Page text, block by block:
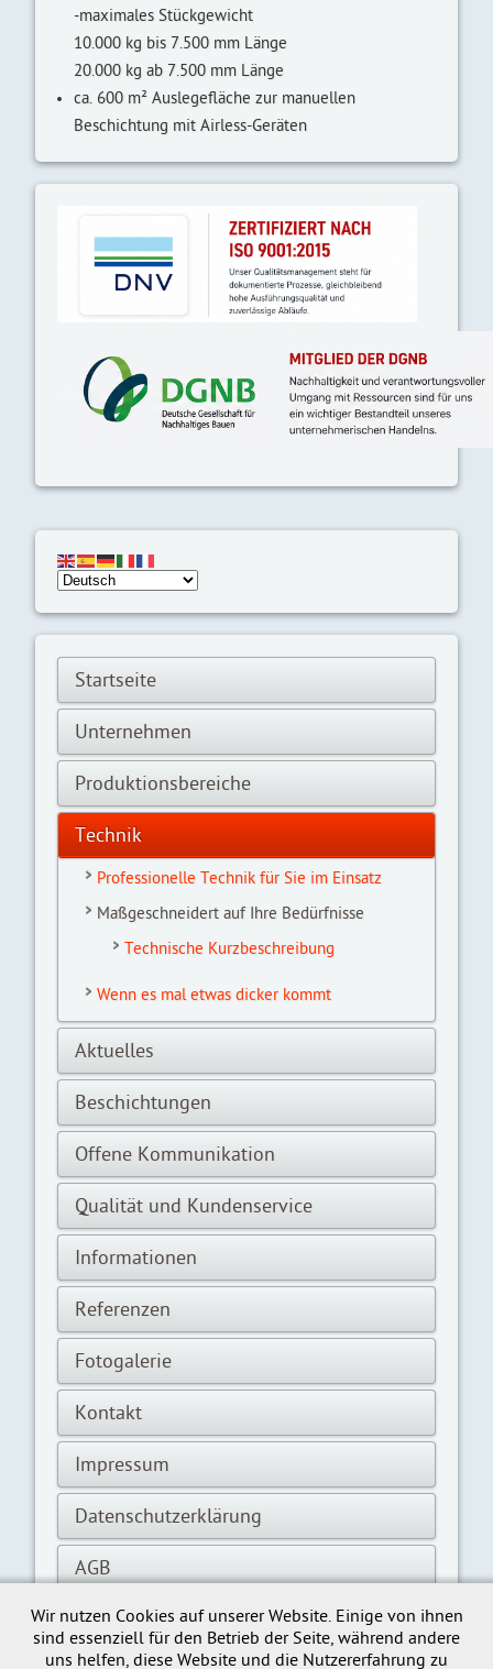
-maximales Stück­gewicht
10.000 kg bis 7.500 mm Länge
20.000 kg ab 7.500 mm Länge
ca. 600 m² Auslegefläche zur manuellen
Beschichtung mit Airless-Geräten
Startseite
Unternehmen
Produktionsbereiche
Technik
Professionelle Technik für Sie im Einsatz
Maßgeschneidert auf Ihre Bedürfnisse
Technische Kurzbeschreibung
Wenn es mal etwas dicker kommt
Aktuelles
Beschichtungen
Offene Kommunikation
Qualität und Kundenservice
Informationen
Referenzen
Fotogalerie
Kontakt
Impressum
Datenschutzerklärung
AGB
Katalog: AGI Q151
Wir nutzen Cookies auf unserer Website. Einige von ihnen
sind essenziell für den Betrieb der Seite, während andere
uns helfen, diese Website und die Nutzererfahrung zu